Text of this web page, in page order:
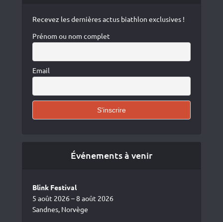
Recevez les dernières actus biathlon exclusives !
Prénom ou nom complet
Email
Événements à venir
Blink Festival
5 août 2026 – 8 août 2026
Sandnes, Norvège